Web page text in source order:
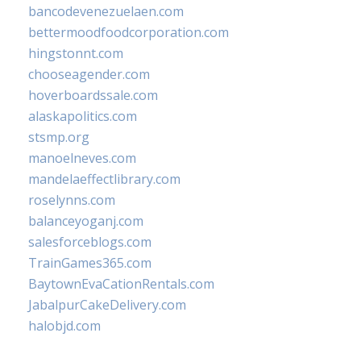
bancodevenezuelaen.com
bettermoodfoodcorporation.com
hingstonnt.com
chooseagender.com
hoverboardssale.com
alaskapolitics.com
stsmp.org
manoelneves.com
mandelaeffectlibrary.com
roselynns.com
balanceyoganj.com
salesforceblogs.com
TrainGames365.com
BaytownEvaCationRentals.com
JabalpurCakeDelivery.com
halobjd.com